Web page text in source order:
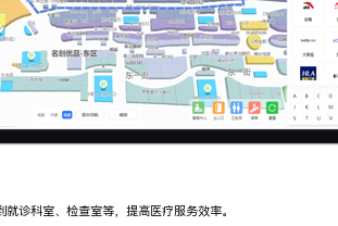
诊科室、检查室等，提高医疗服务效率。